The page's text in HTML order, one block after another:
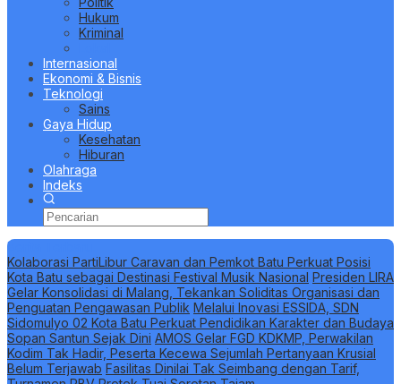
Hukum
Kriminal
Internasional
Ekonomi & Bisnis
Teknologi
Sains
Gaya Hidup
Kesehatan
Hiburan
Olahraga
Indeks
Berita Terbaru
Kolaborasi PartiLibur Caravan dan Pemkot Batu Perkuat Posisi
Kota Batu sebagai Destinasi Festival Musik Nasional Presiden LIRA
Gelar Konsolidasi di Malang, Tekankan Soliditas Organisasi dan
Penguatan Pengawasan Publik Melalui Inovasi ESSIDA, SDN
Sidomulyo 02 Kota Batu Perkuat Pendidikan Karakter dan Budaya
Sopan Santun Sejak Dini AMOS Gelar FGD KDKMP, Perwakilan
Kodim Tak Hadir, Peserta Kecewa Sejumlah Pertanyaan Krusial
Belum Terjawab Fasilitas Dinilai Tak Seimbang dengan Tarif,